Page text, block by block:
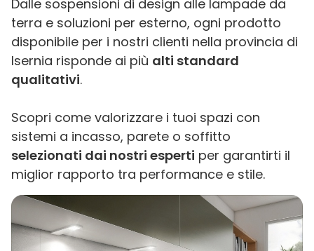
Dalle sospensioni di design alle lampade da
terra e soluzioni per esterno, ogni prodotto
disponibile per i nostri clienti nella provincia di
Isernia risponde ai più alti standard
qualitativi.
Scopri come valorizzare i tuoi spazi con
sistemi a incasso, parete o soffitto
selezionati dai nostri esperti per garantirti il
miglior rapporto tra performance e stile.